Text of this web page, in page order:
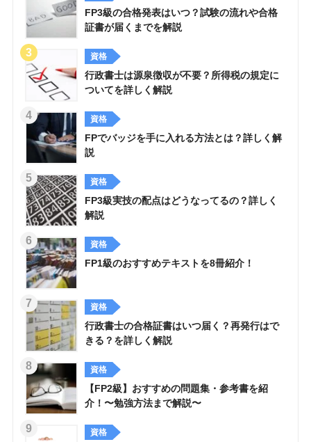
FP3級の合格発表はいつ？試験の流れや合格
証書が届くまでを解説
資格
行政書士は源泉徴収が不要？所得税の規定に
ついてを詳しく解説
資格
FPでバッジを手に入れる方法とは？詳しく解
説
資格
FP3級実技の配点はどうなってるの？詳しく
解説
資格
FP1級のおすすめテキストを8冊紹介！
資格
行政書士の合格証書はいつ届く？再発行はで
きる？を詳しく解説
資格
【FP2級】おすすめの問題集・参考書を紹
介！〜勉強方法まで解説〜
資格